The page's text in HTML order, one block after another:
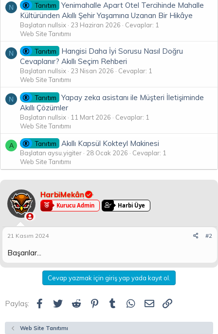
N Tanıtım
Yenimahalle Apart Otel Tercihinde Mahalle
Kültüründen Akıllı Şehir Yaşamına Uzanan Bir Hikâye
Başlatan nullsix 23 Haziran 2026
Cevaplar: 1
Web Site Tanıtımı
N Tanıtım
Hangisi Daha İyi Sorusu Nasıl Doğru
Cevaplanır? Akıllı Seçim Rehberi
Başlatan nullsix 23 Nisan 2026
Cevaplar: 1
Web Site Tanıtımı
N Tanıtım
Yapay zeka asistanı ile Müşteri İletişiminde
Akıllı Çözümler
Başlatan nullsix 11 Mart 2026
Cevaplar: 1
Web Site Tanıtımı
A Tanıtım Akıllı Kapsül Kokteyl Makinesi
Başlatan aysu.yigiter 28 Ocak 2026
Cevaplar: 1
Web Site Tanıtımı
HarbiMekân
Kurucu Admin Harbi Üye
21 Kasım 2024 #2
Başarılar...
Cevap yazmak için giriş yap yada kayıt ol.
Paylaş: Facebook
Twitter Reddit Pinterest
Tumblr WhatsApp
E-posta
Web Site Tanıtımı